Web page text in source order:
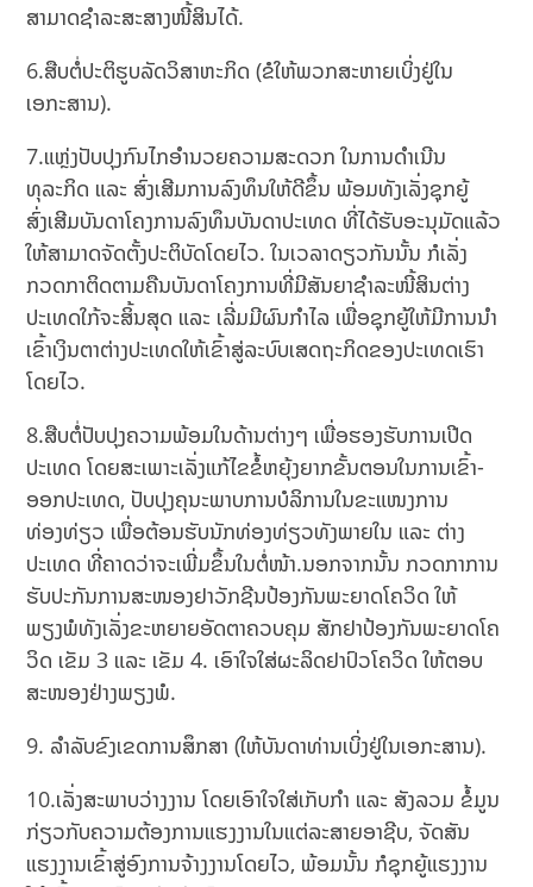
ສາມາດຊຳລະສະສາງໜີ້ສິນໄດ້.
6.ສືບຕໍ່ປະຕິຮູບລັດວິສາຫະກິດ (ຂໍໃຫ້ພວກສະຫາຍເບິ່ງຢູ່ໃນ
ເອກະສານ).
7.ແຫຼ່ງປັບປຸງກົນໄກອໍານວຍຄວາມສະດວກ ໃນການດໍາເນີນ
ທຸລະກິດ ແລະ ສົ່ງເສີມການລົງທຶນໃຫ້ດີຂຶ້ນ ພ້ອມທັງເລັ່ງຊຸກຍູ້
ສົ່ງເສີມບັນດາໂຄງການລົງທຶນບັນດາປະເທດ ທີ່ໄດ້ຮັບອະນຸມັດແລ້ວ
ໃຫ້ສາມາດຈັດຕັ້ງປະຕິບັດໂດຍໄວ. ໃນເວລາດຽວກັນນັ້ນ ກໍເລັ່ງ
ກວດກາຕິດຕາມຄືນບັນດາໂຄງການທີ່ມີສັນຍາຊຳລະໜີ້ສິນຕ່າງ
ປະເທດໃກ້ຈະສິ້ນສຸດ ແລະ ເລີ່ມມີຜົນກຳໄລ ເພື່ອຊຸກຍູ້ໃຫ້ມີການນຳ
ເຂົ້າເງິນຕາຕ່າງປະເທດໃຫ້ເຂົ້າສູ່ລະບົບເສດຖະກິດຂອງປະເທດເຮົາ
ໂດຍໄວ.
8.ສືບຕໍ່ປັບປຸງຄວາມພ້ອມໃນດ້ານຕ່າງໆ ເພື່ອຮອງຮັບການເປີດ
ປະເທດ ໂດຍສະເພາະເລັ່ງແກ້ໄຂຂໍ້ຫຍຸ້ງຍາກຂັ້ນຕອນໃນການເຂົ້າ-
ອອກປະເທດ, ປັບປຸງຄຸນະພາບການບໍລິການໃນຂະແໜງການ
ທ່ອງທ່ຽວ ເພື່ອຕ້ອນຮັບນັກທ່ອງທ່ຽວທັງພາຍໃນ ແລະ ຕ່າງ
ປະເທດ ທີ່ຄາດວ່າຈະເພີ່ມຂຶ້ນໃນຕໍ່ໜ້າ.ນອກຈາກນັ້ນ ກວດກາການ
ຮັບປະກັນການສະໜອງຢາວັກຊີນປ້ອງກັນພະຍາດໂຄວິດ ໃຫ້
ພຽງພໍທັງເລັ່ງຂະຫຍາຍອັດຕາຄວບຄຸມ ສັກຢາປ້ອງກັນພະຍາດໂຄ
ວິດ ເຂັມ 3 ແລະ ເຂັມ 4. ເອົາໃຈໃສ່ຜະລິດຢາປົວໂຄວິດ ໃຫ້ຕອບ
ສະໜອງຢ່າງພຽງພໍ.
9. ລໍາລັບຂົງເຂດການສຶກສາ (ໃຫ້ບັນດາທ່ານເບິ່ງຢູ່ໃນເອກະສານ).
10.ເລັ່ງສະພາບວ່າງງານ ໂດຍເອົາໃຈໃສ່ເກັບກໍາ ແລະ ສັງລວມ ຂໍ້ມູນ
ກ່ຽວກັບຄວາມຕ້ອງການແຮງງານໃນແຕ່ລະສາຍອາຊີບ, ຈັດສັນ
ແຮງງານເຂົ້າສູ່ອົງການຈ້າງງານໂດຍໄວ, ພ້ອມນັ້ນ ກໍຊຸກຍູ້ແຮງງານ